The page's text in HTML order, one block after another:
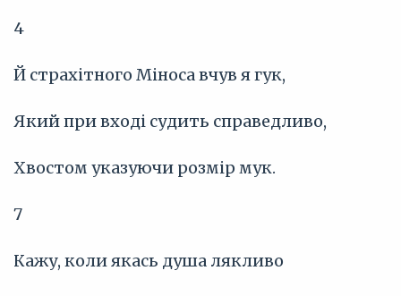
4
Й страхітного Міноса вчув я гук,
Який при вході судить справедливо,
Хвостом указуючи розмір мук.
7
Кажу, коли якась душа лякливо